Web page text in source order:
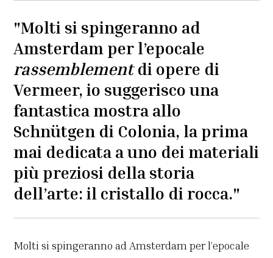
"Molti si spingeranno ad
Amsterdam per l’epocale
rassemblementdi opere di
Vermeer, io suggerisco una
fantastica mostra allo
Schnütgen di Colonia, la prima
mai dedicata a uno dei materiali
più preziosi della storia
dell’arte: il cristallo di rocca."
Molti si spingeranno ad Amsterdam per l’epocale